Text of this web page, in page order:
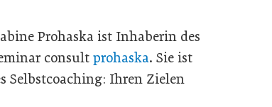
Prohaska ist Inhaberin des
consult prohaska. Sie ist
Selbstcoaching: Ihren Zielen